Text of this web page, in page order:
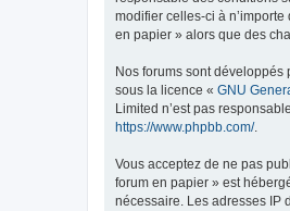
modifier celles-ci à
en papier » alors que des
Nos forums sont
sous la licence « GNU
Limited n’est pas
https://www.phpbb.com/.
Vous acceptez de ne pas
forum en papier » est
nécessaire. Les adresses IP